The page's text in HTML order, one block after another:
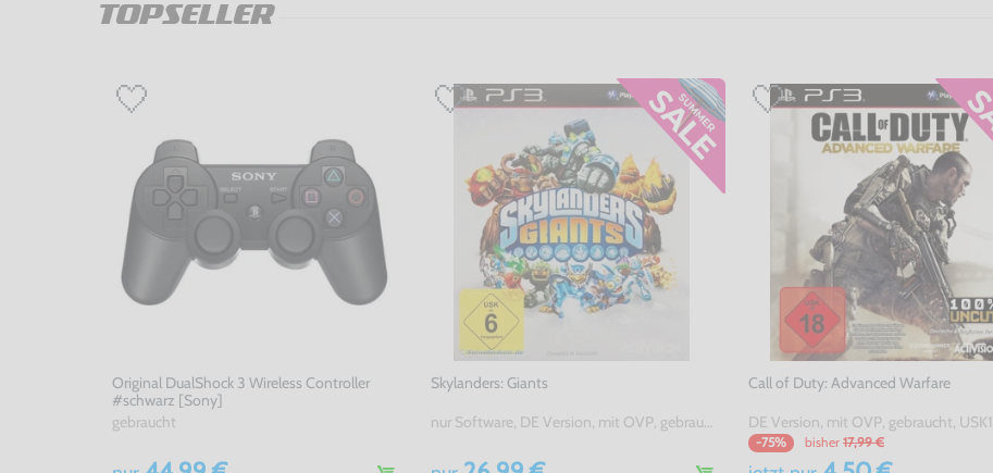
TOPSELLER
Original DualShock 3 Wireless Controller
#schwarz [Sony]
gebraucht
Skylanders: Giants
Call of Duty: Advanced Warfare
DE Version, mit OVP, gebraucht,
-75% bisher 17,99 €